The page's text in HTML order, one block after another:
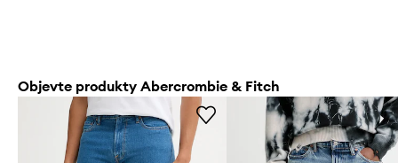
Objevte produkty Abercrombie & Fitch